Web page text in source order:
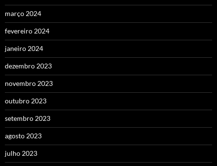
março 2024
fevereiro 2024
janeiro 2024
dezembro 2023
novembro 2023
outubro 2023
setembro 2023
agosto 2023
julho 2023